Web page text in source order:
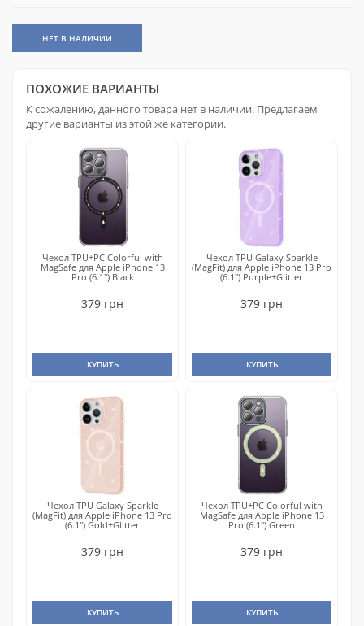
НЕТ В НАЛИЧИИ
ПОХОЖИЕ ВАРИАНТЫ
К сожалению, данного товара нет в наличии. Предлагаем
другие варианты из этой же категории.
Чехол TPU+PC Colorful with
MagSafe для Apple iPhone 13
Pro (6.1") Black
379 грн
КУПИТЬ
Чехол TPU Galaxy Sparkle
(MagFit) для Apple iPhone 13 Pro
(6.1") Purple+Glitter
379 грн
КУПИТЬ
Чехол TPU Galaxy Sparkle
(MagFit) для Apple iPhone 13 Pro
(6.1") Gold+Glitter
379 грн
КУПИТЬ
Чехол TPU+PC Colorful with
MagSafe для Apple iPhone 13
Pro (6.1") Green
379 грн
КУПИТЬ